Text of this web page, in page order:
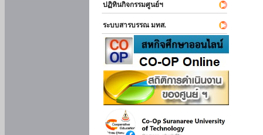
ปฏิทินกิจกรรมศูนย์ฯ
ระบบสารบรรณ มทส.